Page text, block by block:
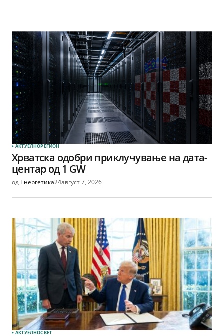
АКТУЕЛНОРЕГИОН
Хрватска одобри приклучување на дата-
центар од 1 GW
од Енергетика24август 7, 2026
АКТУЕЛНОСВЕТ